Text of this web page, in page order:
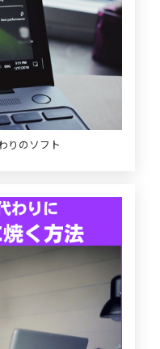
りのソフト